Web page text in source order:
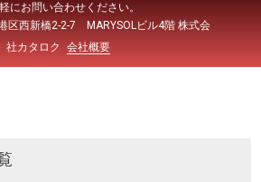
にお問い合わせください。
区西新橋2-2-7 MARYSOLビル4階 株式会
社カタロク
会社概要